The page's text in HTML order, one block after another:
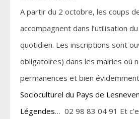
A partir du 2 octobre, les coups
accompagnent dans l’utilisation
quotidien. Les inscriptions sont
obligatoires) dans les mairies où
permanences et bien
Socioculturel du Pays de
Légendes… 02 98 83 04 91 Et